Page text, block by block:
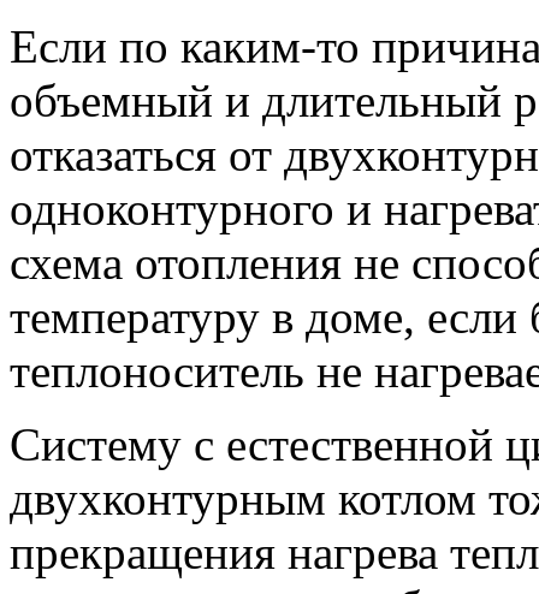
Если по каким-то
объемный и длительный
отказаться от
одноконтурного и
схема отопления не
температуру в доме,
теплоноситель не
Систему с естественной
двухконтурным котлом
прекращения нагрева